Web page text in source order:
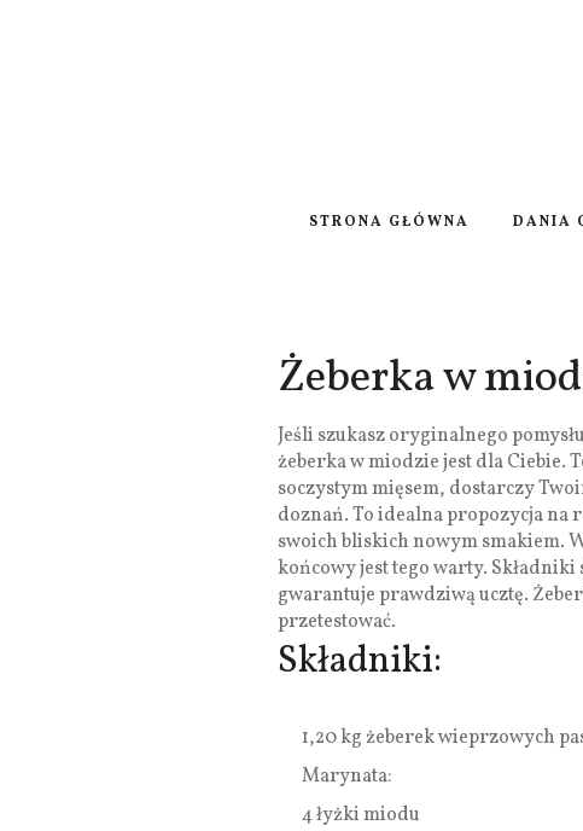
STRONA GŁÓWNA DANIA
Żeberka w
Jeśli szukasz oryginalnego
żeberka w miodzie jest dla Ciebie.
soczystym mięsem, dostarczy
doznań. To idealna propozycja na
swoich bliskich nowym smakiem.
końcowy jest tego warty. Składniki
gwarantuje prawdziwą ucztę.
przetestować.
Składniki:
1,20 kg żeberek wieprzowych
Marynata:
4 łyżki miodu